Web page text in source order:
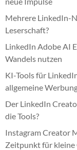
Mehrere LinkedIn-
Leserschaft?
LinkedIn Adobe AI
Wandels nutzen
KI-Tools für
allgemeine
Der LinkedIn
die Tools?
Instagram Creator
Zeitpunkt für kleine